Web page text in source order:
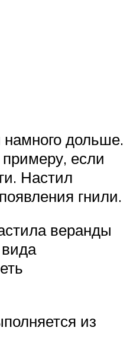
дольше.
если
Настил
гнили.
веранды
из